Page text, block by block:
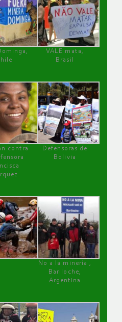
VALE mata,
Brasil
contra
Defensoras de
Bolivia
No a la minería ,
Bariloche,
Argentina